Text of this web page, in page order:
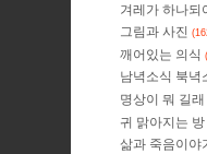
겨레가 하나되
그림과 사진
깨어있는 의식
남녁소식 북녁
명상이 뭐 길래
귀 맑아지는 방
삶과 죽음이야